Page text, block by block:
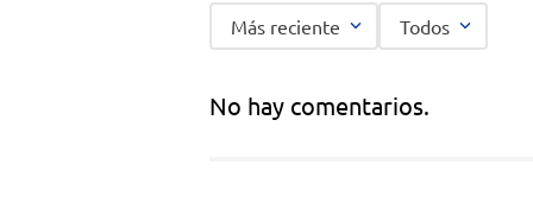
Más reciente Todos
No hay comentarios.